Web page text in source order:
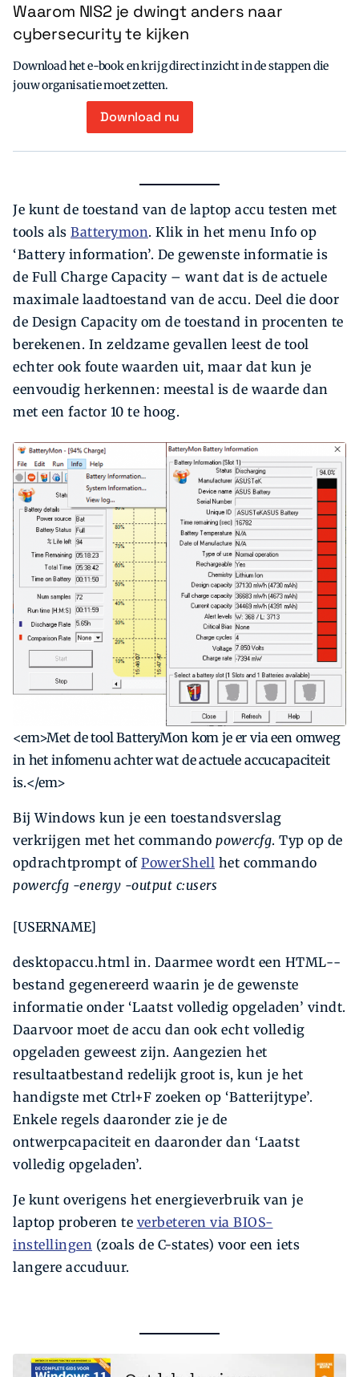
Waarom NIS2 je dwingt anders naar
cybersecurity te kijken
Download het e-book en krijg direct inzicht in de stappen die
jouw organisatie moet zetten.
Download nu
Je kunt de toestand van de laptop accu testen met
tools als Batterymon. Klik in het menu Info op
‘Battery information’. De gewenste informatie is
de Full Charge Capacity – want dat is de actuele
maximale laadtoestand van de accu. Deel die door
de Design Capacity om de toestand in procenten te
berekenen. In zeldzame gevallen leest de tool
echter ook foute waarden uit, maar dat kun je
eenvoudig herkennen: meestal is de waarde dan
met een factor 10 te hoog.
<em>Met de tool BatteryMon kom je er via een omweg
in het infomenu achter wat de actuele accucapaciteit
is.</em>
Bij Windows kun je een toestandsverslag
verkrijgen met het commando powercfg. Typ op de
opdrachtprompt of PowerShell het commando
powercfg -energy -output c:users
[USER­NAME]
desktopaccu.html in. Daarmee wordt een HTML-­
bestand gegenereerd waarin je de gewenste
informatie onder ‘Laatst volledig opgeladen’ vindt.
Daarvoor moet de accu dan ook echt volledig
opgeladen geweest zijn. Aangezien het
resultaatbestand redelijk groot is, kun je het
handigste met Ctrl+F zoeken op ‘Batterijtype’.
Enkele regels daaronder zie je de
ontwerpcapaciteit en daaronder dan ‘Laatst
volledig opgeladen’.
Je kunt overigens het energieverbruik van je
laptop proberen te verbeteren via BIOS-
instellingen (zoals de C-states) voor een iets
langere accuduur.